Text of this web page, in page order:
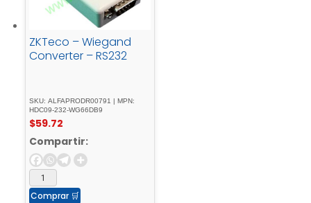
ZKTeco – Wiegand
Converter – RS232
SKU: ALFAPRODR00791 | MPN:
HDC09-232-WG66DB9
$59.72
Compartir:
Comprar 🛒